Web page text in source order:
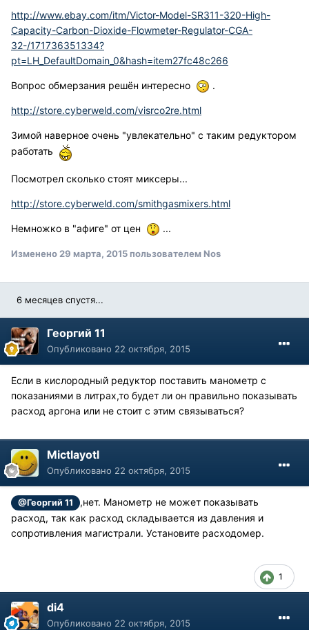
http://www.ebay.com/itm/Victor-Model-SR311-320-High-
Capacity-Carbon-Dioxide-Flowmeter-Regulator-CGA-
32-/171736351334?
pt=LH_DefaultDomain_0&hash=item27fc48c266
Вопрос обмерзания решён интересно .
http://store.cyberweld.com/visrco2re.html
Зимой наверное очень "увлекательно" с таким редуктором
работать
Посмотрел сколько стоят миксеры...
http://store.cyberweld.com/smithgasmixers.html
Немножко в "афиге" от цен ...
Изменено 29 марта, 2015пользователем Nos
6 месяцев спустя...
Георгий 11
Опубликовано 22 октября, 2015
Если в кислородный редуктор поставить манометр с
показаниями в литрах,то будет ли он правильно показывать
расход аргона или не стоит с этим связываться?
Mictlayotl
Опубликовано 22 октября, 2015
@Георгий 11
,нет. Манометр не может показывать
расход, так как расход складывается из давления и
сопротивления магистрали. Установите расходомер.
1
di4
Опубликовано 22 октября, 2015